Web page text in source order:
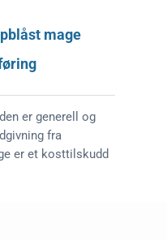
mage
er generell og
fra
er et kosttilskudd